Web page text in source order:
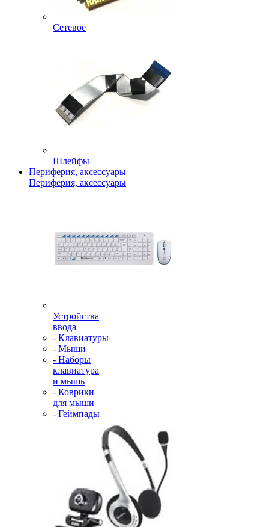
Сетевое
Шлейфы
Периферия, аксессуары
Периферия, аксессуары
Устройства
ввода
- Клавиатуры
- Мыши
- Наборы
клавиатура
и мышь
- Коврики
для мыши
- Геймпады